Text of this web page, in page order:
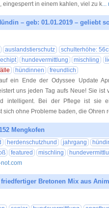
eingesperrt in einem kahlen, viel zu k...
– geb: 01.01.2019 – geliebt
auslandstierschutz
schulterhöhe:
hundevermittlung mischling
hündinnen
freundlich
ein Ende der Odyssee Update
uns jeden Tag aufs Neue! Sie
intelligent. Bei der Pflege ist sie
sich ohne Probleme baden, die Ohren
Mengkofen
herdenschutzhund jahrgang
featured mischling
Bretonen Mix aus